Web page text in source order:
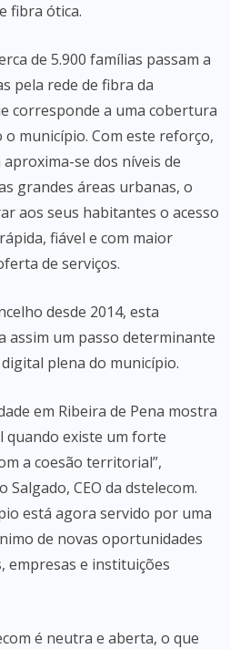
fibra ótica.
de 5.900 famílias passam a
pela rede de fibra da
corresponde a uma cobertura
o município. Com este reforço,
aproxima-se dos níveis de
grandes áreas urbanas, o
aos seus habitantes o acesso
fiável e com maior
de serviços.
desde 2014, esta
assim um passo determinante
plena do município.
em Ribeira de Pena mostra
quando existe um forte
a coesão territorial”,
Salgado, CEO da dstelecom.
está agora servido por uma
de novas oportunidades
empresas e instituições
é neutra e aberta, o que